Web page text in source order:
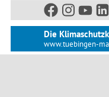
Die
www.tuebingen-